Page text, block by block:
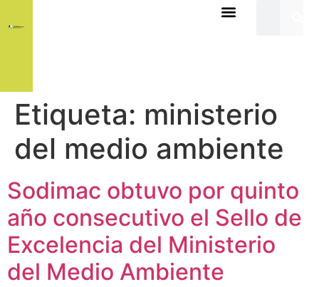
Etiqueta: ministerio
del medio ambiente
Sodimac obtuvo por quinto
año consecutivo el Sello de
Excelencia del Ministerio
del Medio Ambiente